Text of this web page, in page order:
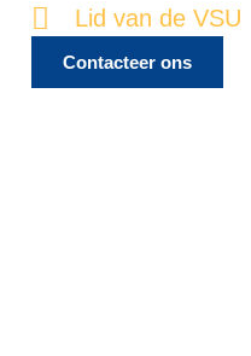
Lid van de VSU
Contacteer ons